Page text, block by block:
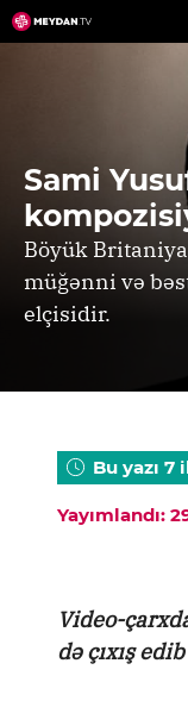
Skip
to
Sami
Böyük
müğənni və
elçisidir.
Bu yazı 7
Yayımlandı:
Video-
də çıxış edib